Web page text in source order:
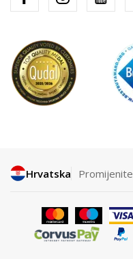
Hrvatska Promijenite